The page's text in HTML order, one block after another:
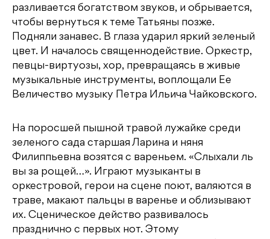
разливается богатством звуков, и обрывается,
чтобы вернуться к теме Татьяны позже.
Подняли занавес. В глаза ударил яркий зеленый
цвет. И началось священнодействие. Оркестр,
певцы-виртуозы, хор, превращаясь в живые
музыкальные инструменты, воплощали Ее
Величество музыку Петра Ильича Чайковского.
На поросшей пышной травой лужайке среди
зеленого сада старшая Ларина и няня
Филиппьевна возятся с вареньем. «Слыхали ль
вы за рощей…». Играют музыканты в
оркестровой, герои на сцене поют, валяются в
траве, макают пальцы в варенье и облизывают
их. Сценическое действо развивалось
празднично с первых нот. Этому